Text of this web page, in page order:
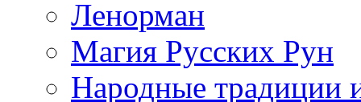
Ленорман
Магия Русских Рун
Народные традиции